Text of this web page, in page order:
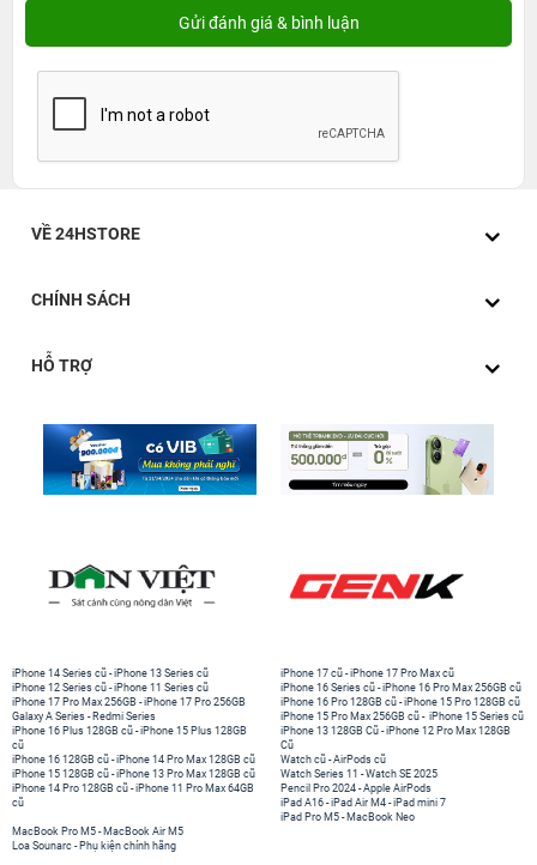
VỀ 24HSTORE
CHÍNH SÁCH
HỖ TRỢ
iPhone 14 Series cũ -iPhone 13 Series cũ
iPhone 12 Series cũ -iPhone 11 Series cũ
iPhone 17 Pro Max 256GB -iPhone 17 Pro 256GB
Galaxy A Series - Redmi Series
iPhone 17 cũ -iPhone 17 Pro Max cũ
iPhone 16 Series cũ - iPhone 16 Pro Max 256GB cũ
iPhone 16 Pro 128GB cũ -iPhone 15 Pro 128GB cũ
iPhone 15 Pro Max 256GB cũ - iPhone 15 Series cũ
iPhone 16 Plus 128GB cũ -iPhone 15 Plus 128GB
cũ
iPhone 16 128GB cũ -iPhone 14 Pro Max 128GB cũ
iPhone 15 128GB cũ -iPhone 13 Pro Max 128GB cũ
iPhone 14 Pro 128GB cũ -iPhone 11 Pro Max 64GB
cũ
iPhone 13 128GB Cũ -iPhone 12 Pro Max 128GB
Cũ
Watch cũ -AirPods cũ
Watch Series 11 -Watch SE 2025
Pencil Pro 2024 -Apple AirPods
iPad A16 -iPad Air M4 -iPad mini 7
iPad Pro M5 - MacBook Neo
MacBook Pro M5 - MacBook Air M5
Loa Sounarc - Phụ kiện chính hãng